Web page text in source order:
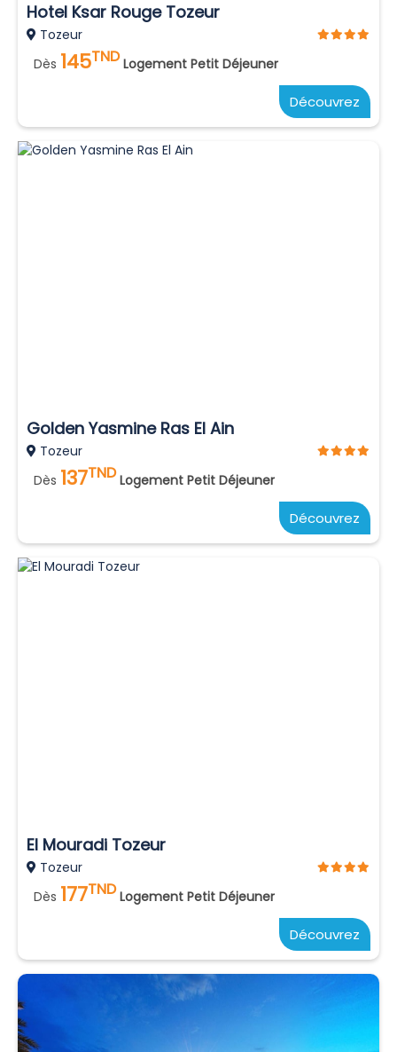
Hotel Ksar Rouge Tozeur
Tozeur
Dès 145TND Logement Petit Déjeuner
Découvrez
Golden Yasmine Ras El Ain
Tozeur
Dès 137TND Logement Petit Déjeuner
Découvrez
El Mouradi Tozeur
Tozeur
Dès 177TND Logement Petit Déjeuner
Découvrez